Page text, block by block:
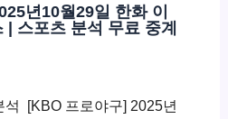
년10월29일 한화 이
| 스포츠 분석 무료 중계
[KBO 프로야구] 2025년